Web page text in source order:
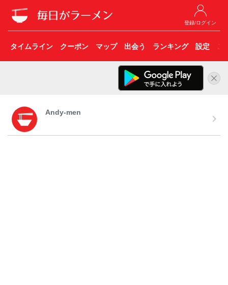
登録/ログイン
タイムライン クーポン マップ 出会う ランキング 設定 こ
Andy-men